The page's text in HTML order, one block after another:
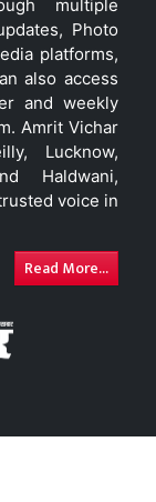
multiple
Photo
platforms,
also access
and weekly
Amrit Vichar
Lucknow,
Haldwani,
voice in
Read More...